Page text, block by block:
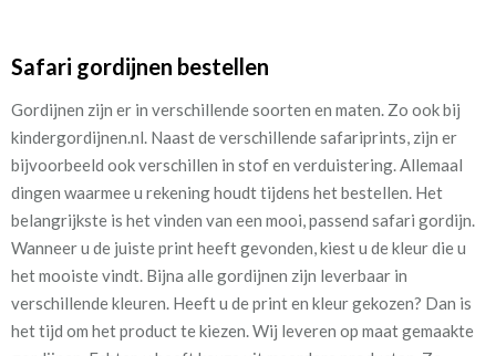
Safari gordijnen bestellen
Gordijnen zijn er in verschillende soorten en maten. Zo ook bij
kindergordijnen.nl. Naast de verschillende safariprints, zijn er
bijvoorbeeld ook verschillen in stof en verduistering. Allemaal
dingen waarmee u rekening houdt tijdens het bestellen. Het
belangrijkste is het vinden van een mooi, passend safari gordijn.
Wanneer u de juiste print heeft gevonden, kiest u de kleur die u
het mooiste vindt. Bijna alle gordijnen zijn leverbaar in
verschillende kleuren. Heeft u de print en kleur gekozen? Dan is
het tijd om het product te kiezen. Wij leveren op maat gemaakte